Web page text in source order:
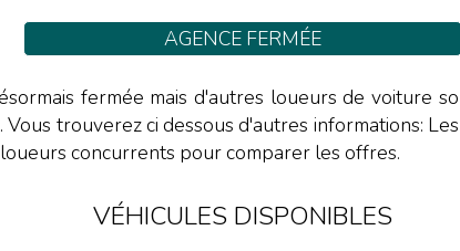
AGENCE FERMÉE
fermée mais d'autres loueurs de voiture
Vous trouverez ci dessous d'autres informations:
concurrents pour comparer les offres.
VÉHICULES DISPONIBLES